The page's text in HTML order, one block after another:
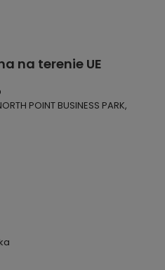
na terenie UE
POINT BUSINESS PARK,